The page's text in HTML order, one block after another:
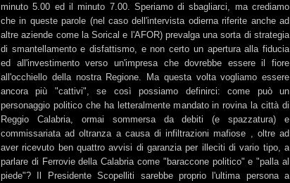
minuto 5.00 ed il minuto 7.00. Speriamo di sbagliarci, ma crediamo
che in queste parole (nel caso dell'intervista odierna riferite anche ad
altre aziende come la Sorical e l'AFOR) prevalga una sorta di strategia
di smantellamento e disfattismo, e non certo un apertura alla fiducia
ed all'investimento verso un'impresa che dovrebbe essere il fiore
all'occhiello della nostra Regione. Ma questa volta vogliamo essere
ancora più "cattivi", se così possiamo definirci: come può un
personaggio politico che ha letteralmente mandato in rovina la città di
Reggio Calabria, ormai sommersa da debiti (e spazzatura) e
commissariata ad oltranza a causa di infiltrazioni mafiose , oltre ad
aver ricevuto ben quattro avvisi di garanzia per illeciti di vario tipo, a
parlare di Ferrovie della Calabria come "baraccone politico" e "palla al
piede"? Il Presidente Scopelliti sarebbe proprio l'ultima persona a